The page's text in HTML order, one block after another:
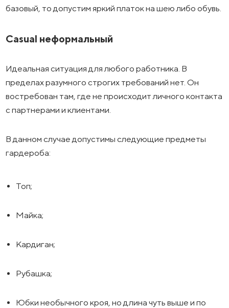
базовый, то допустим яркий платок на шею либо обувь.
Casual неформальный
Идеальная ситуация для любого работника. В
пределах разумного строгих требований нет. Он
востребован там, где не происходит личного контакта
с партнерами и клиентами.
В данном случае допустимы следующие предметы
гардероба:
Топ;
Майка;
Кардиган;
Рубашка;
Юбки необычного кроя, но длина чуть выше и по